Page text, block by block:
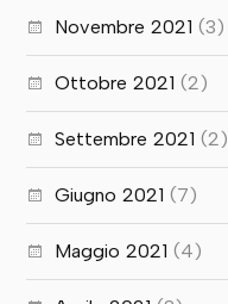
Novembre 2021 (3)
Ottobre 2021 (2)
Settembre 2021 (2)
Giugno 2021 (7)
Maggio 2021 (4)